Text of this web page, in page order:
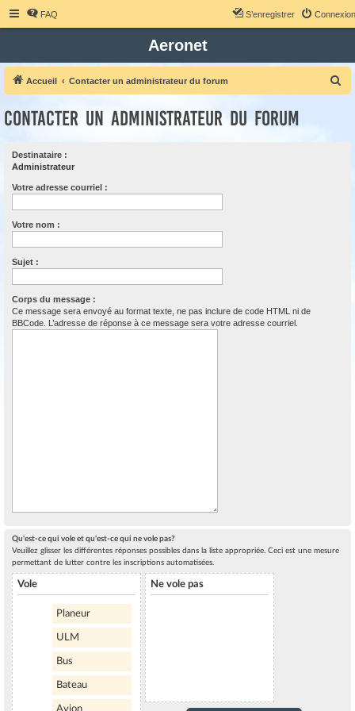
FAQ Connexion
S’enregistrer
Aeronet
Accueil Contacter un administrateur du forum
Contacter un administrateur du forum
Destinataire :
Administrateur
Votre adresse courriel :
Votre nom :
Sujet :
Corps du message :
Ce message sera envoyé au format texte, ne pas inclure de code HTML ni de
BBCode. L’adresse de réponse à ce message sera votre adresse courriel.
Qu'est-ce qui vole et qu'est-ce qui ne vole pas?
Veuillez glisser les différentes réponses possibles dans la liste appropriée. Ceci est une mesure
permettant de lutter contre les inscriptions automatisées.
Vole
Planeur
ULM
Bus
Bateau
Ne vole pas